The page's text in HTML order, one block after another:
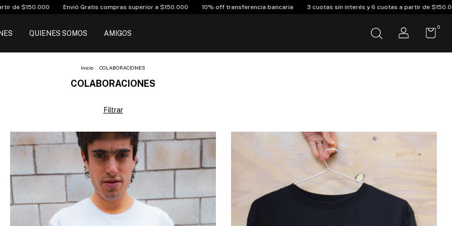
compras superior a $150.000 10% off transferencia bancaria 3 cuotas sin interés y 6 cuotas a partir de $150.000 Envió Gratis compras
QUIENES SOMOS AMIGOS
0
Inicio COLABORACIONES
COLABORACIONES
Filtrar